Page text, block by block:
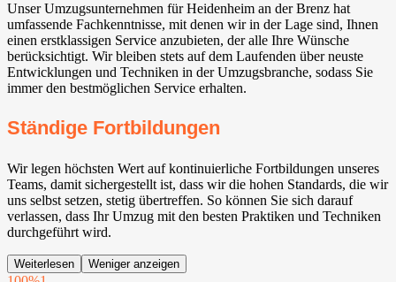
Unser Umzugsunternehmen für Heidenheim an der Brenz hat
umfassende Fachkenntnisse, mit denen wir in der Lage sind, Ihnen
einen erstklassigen Service anzubieten, der alle Ihre Wünsche
berücksichtigt. Wir bleiben stets auf dem Laufenden über neuste
Entwicklungen und Techniken in der Umzugsbranche, sodass Sie
immer den bestmöglichen Service erhalten.
Ständige Fortbildungen
Wir legen höchsten Wert auf kontinuierliche Fortbildungen unseres
Teams, damit sichergestellt ist, dass wir die hohen Standards, die wir
uns selbst setzen, stetig übertreffen. So können Sie sich darauf
verlassen, dass Ihr Umzug mit den besten Praktiken und Techniken
durchgeführt wird.
Weiterlesen Weniger anzeigen